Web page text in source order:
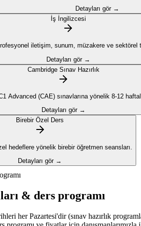
Detayları gör →
İş İngilizcesi
iletişim, sunum, müzakere ve sektörel
Detayları gör →
Cambridge Sınav Hazırlık
Advanced (CAE) sınavlarına yönelik 8-12
Detayları gör →
Birebir Özel Ders
hedeflere yönelik birebir öğretmen seansları.
Detayları gör →
& ders programı
her Pazartesi'dir (sınav hazırlık